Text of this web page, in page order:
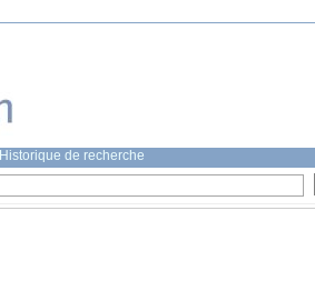
Historique de recherche